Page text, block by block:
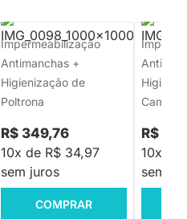
Impermeabilização
Antimanchas +
Higienização de
Poltrona
R$ 349,76
10x de R$ 34,97
sem juros
COMPRAR
Cama
R$
10x de
sem